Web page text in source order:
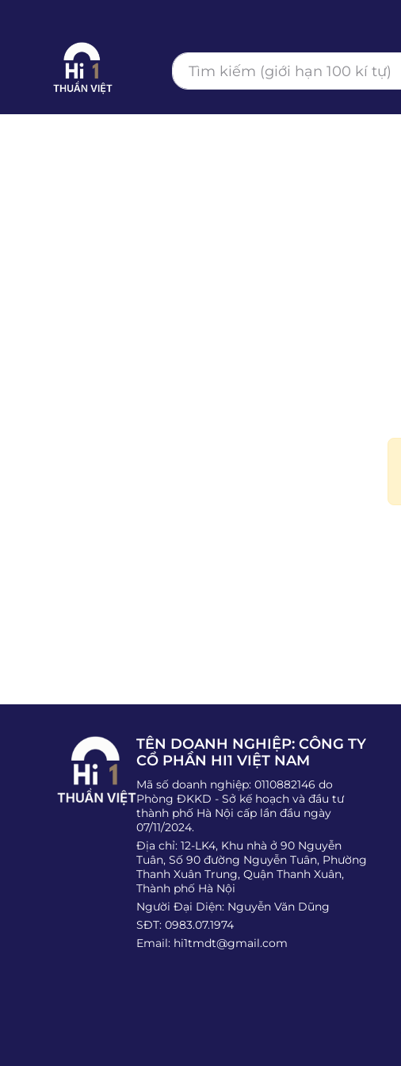
TÊN DOANH NGHIỆP: CÔNG TY
CỔ PHẦN HI1 VIỆT NAM
Mã số doanh nghiệp: 0110882146 do
Phòng ĐKKD - Sở kế hoạch và đầu tư
thành phố Hà Nội cấp lần đầu ngày
07/11/2024.
Địa chỉ: 12-LK4, Khu nhà ở 90 Nguyễn
Tuân, Số 90 đường Nguyễn Tuân, Phường
Thanh Xuân Trung, Quận Thanh Xuân,
Thành phố Hà Nội
Người Đại Diện: Nguyễn Văn Dũng
SĐT: 0983.07.1974
Email: hi1tmdt@gmail.com